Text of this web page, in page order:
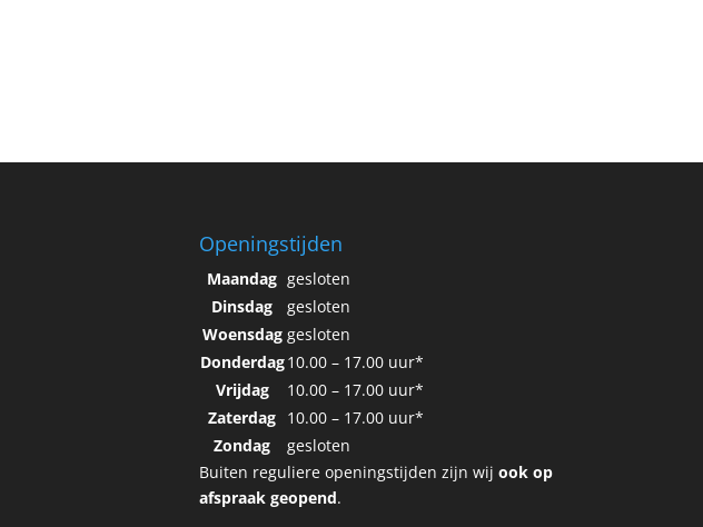
Openingstijden
Maandag gesloten
Dinsdag
gesloten
Woensdag gesloten
Donderdag10.00 – 17.00 uur*
Vrijdag
10.00 – 17.00 uur*
Zaterdag 10.00 – 17.00 uur*
Zondag
gesloten
Buiten reguliere openingstijden zijn wij ook op
afspraak geopend.